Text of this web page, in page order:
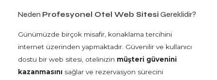
Neden Profesyonel Otel Web Sitesi Gereklidir?
Günümüzde birçok misafir, konaklama tercihini
internet üzerinden yapmaktadır. Güvenilir ve kullanıcı
dostu bir web sitesi, otelinizin müşteri güvenini
kazanmasını sağlar ve rezervasyon sürecini